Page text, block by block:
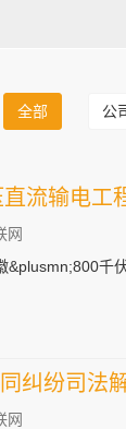
全部 公
流输电工
网
&plusmn;800
纠纷司法
网